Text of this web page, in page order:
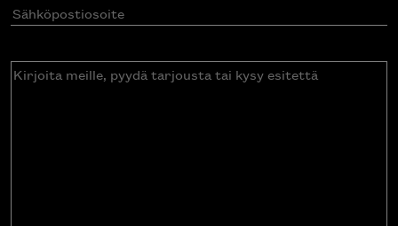
Sähköpostiosoite(Pakollinen)
Kirjoita